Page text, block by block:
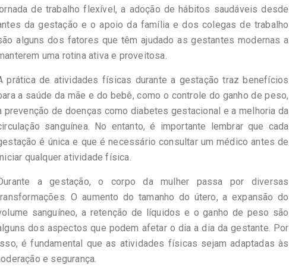
de trabalho flexível, a adoção de hábitos saudáveis desde
da gestação e o apoio da família e dos colegas de trabalho
alguns dos fatores que têm ajudado as gestantes modernas a
uma rotina ativa e proveitosa.
prática de atividades físicas durante a gestação traz benefícios
a saúde da mãe e do bebê, como o controle do ganho de peso,
prevenção de doenças como diabetes gestacional e a melhoria da
sanguínea. No entanto, é importante lembrar que cada
é única e que é necessário consultar um médico antes de
qualquer atividade física.
a gestação, o corpo da mulher passa por diversas
O aumento do tamanho do útero, a expansão do
sanguíneo, a retenção de líquidos e o ganho de peso são
dos aspectos que podem afetar o dia a dia da gestante. Por
é fundamental que as atividades físicas sejam adaptadas às
e segurança.